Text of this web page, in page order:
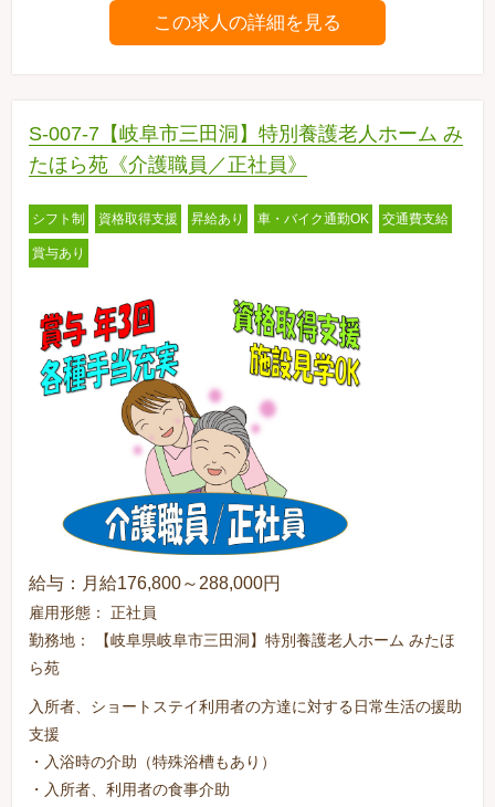
この求人の詳細を見る
S-007-7【岐阜市三田洞】特別養護老人ホーム み
たほら苑《介護職員／正社員》
シフト制 資格取得支援 昇給あり 車・バイク通勤OK 交通費支給
賞与あり
給与：月給176,800～288,000円
雇用形態： 正社員
勤務地： 【岐阜県岐阜市三田洞】特別養護老人ホーム みたほ
ら苑
入所者、ショートステイ利用者の方達に対する日常生活の援助
支援
・入浴時の介助（特殊浴槽もあり）
・入所者、利用者の食事介助